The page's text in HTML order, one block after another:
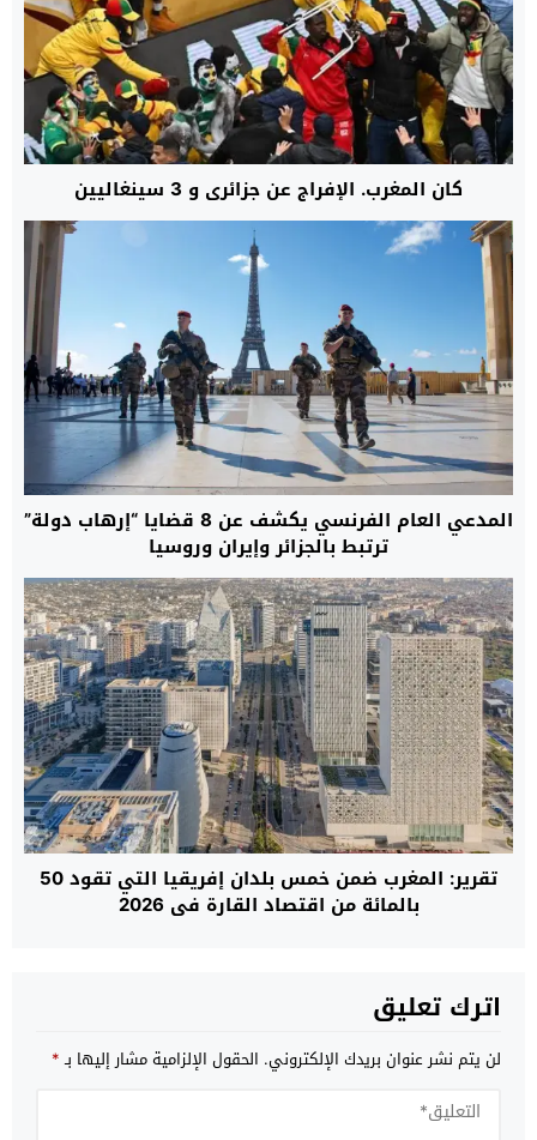
كان المغرب. الإفراج عن جزائري و 3 سينغاليين
المدعي العام الفرنسي يكشف عن 8 قضايا “إرهاب دولة”
ترتبط بالجزائر وإيران وروسيا
تقرير: المغرب ضمن خمس بلدان إفريقيا التي تقود 50
بالمائة من اقتصاد القارة في 2026
اترك تعليق
لن يتم نشر عنوان بريدك الإلكتروني. الحقول الإلزامية مشار إليها بـ*